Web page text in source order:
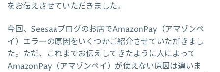
をお伝えさせていただきました。
今回、Seesaaブログのお店でAmazonPay（アマゾンペ
イ）エラーの原因をいくつかご紹介させていただきまし
た。ただ、これまでお伝えしてきたように人によって
AmazonPay（アマゾンペイ）が使えない原因は違いま